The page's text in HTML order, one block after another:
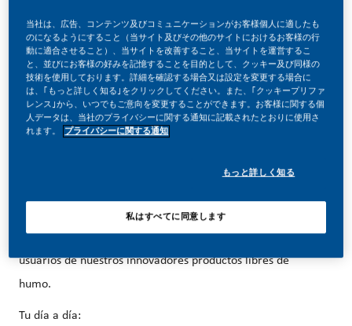
Forma parte de un cambio revolucionario...
En PMI, hemos elegido hacer algo increíble. Estamos
Nuestro equipo comercial tiene un impacto directo en
nuestra misión: convertir a los fumadores adultos en
usuarios de nuestros innovadores productos libres de
humo.
Tu día a día:
当社は、広告、コンテンツ及びコミュニケーションがお客様個人に適したも
のになるようにすること（当サイト及びその他のサイトにおけるお客様の行
動に適合させること）、当サイトを改善すること、当サイトを運営するこ
と、並びにお客様の好みを記憶することを目的として、クッキー及び同様の
技術を使用しております。詳細を確認する場合又は設定を変更する場合に
は、｢もっと詳しく知る｣をクリックしてください。また、｢クッキープリファ
レンス｣から、いつでもご意向を変更することができます。お客様に関する個
人データは、当社のプライバシーに関する通知に記載されたとおりに使用さ
れます。
プライバシーに関する通知
もっと詳しく知る
私はすべてに同意します